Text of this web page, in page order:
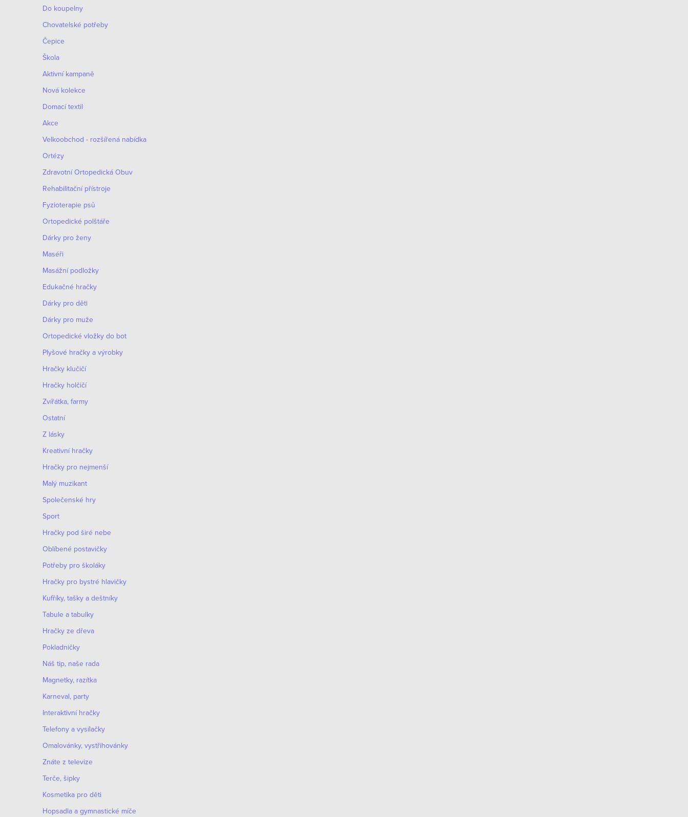
Do koupelny
Chovatelské potřeby
Čepice
Škola
Aktivní kampaně
Nová kolekce
Domací textil
Akce
Velkoobchod - rozšířená nabídka
Ortézy
Zdravotní Ortopedická Obuv
Rehabilitační přístroje
Fyzioterapie psů
Ortopedické polštáře
Dárky pro ženy
Maséři
Masážní podložky
Edukačné hračky
Dárky pro děti
Dárky pro muže
Оrtopedické vložky do bot
Plyšové hračky a výrobky
Hračky klučičí
Hračky holčičí
Zvířátka, farmy
Ostatní
Z lásky
Kreativní hračky
Hračky pro nejmenší
Malý muzikant
Společenské hry
Sport
Hračky pod širé nebe
Oblíbené postavičky
Potřeby pro školáky
Hračky pro bystré hlavičky
Kufříky, tašky a deštníky
Tabule a tabulky
Hračky ze dřeva
Pokladničky
Náš tip, naše rada
Magnetky, razítka
Karneval, party
Interaktivní hračky
Telefony a vysílačky
Omalovánky, vystřihovánky
Znáte z televize
Terče, šipky
Kosmetika pro děti
Hopsadla a gymnastické míče